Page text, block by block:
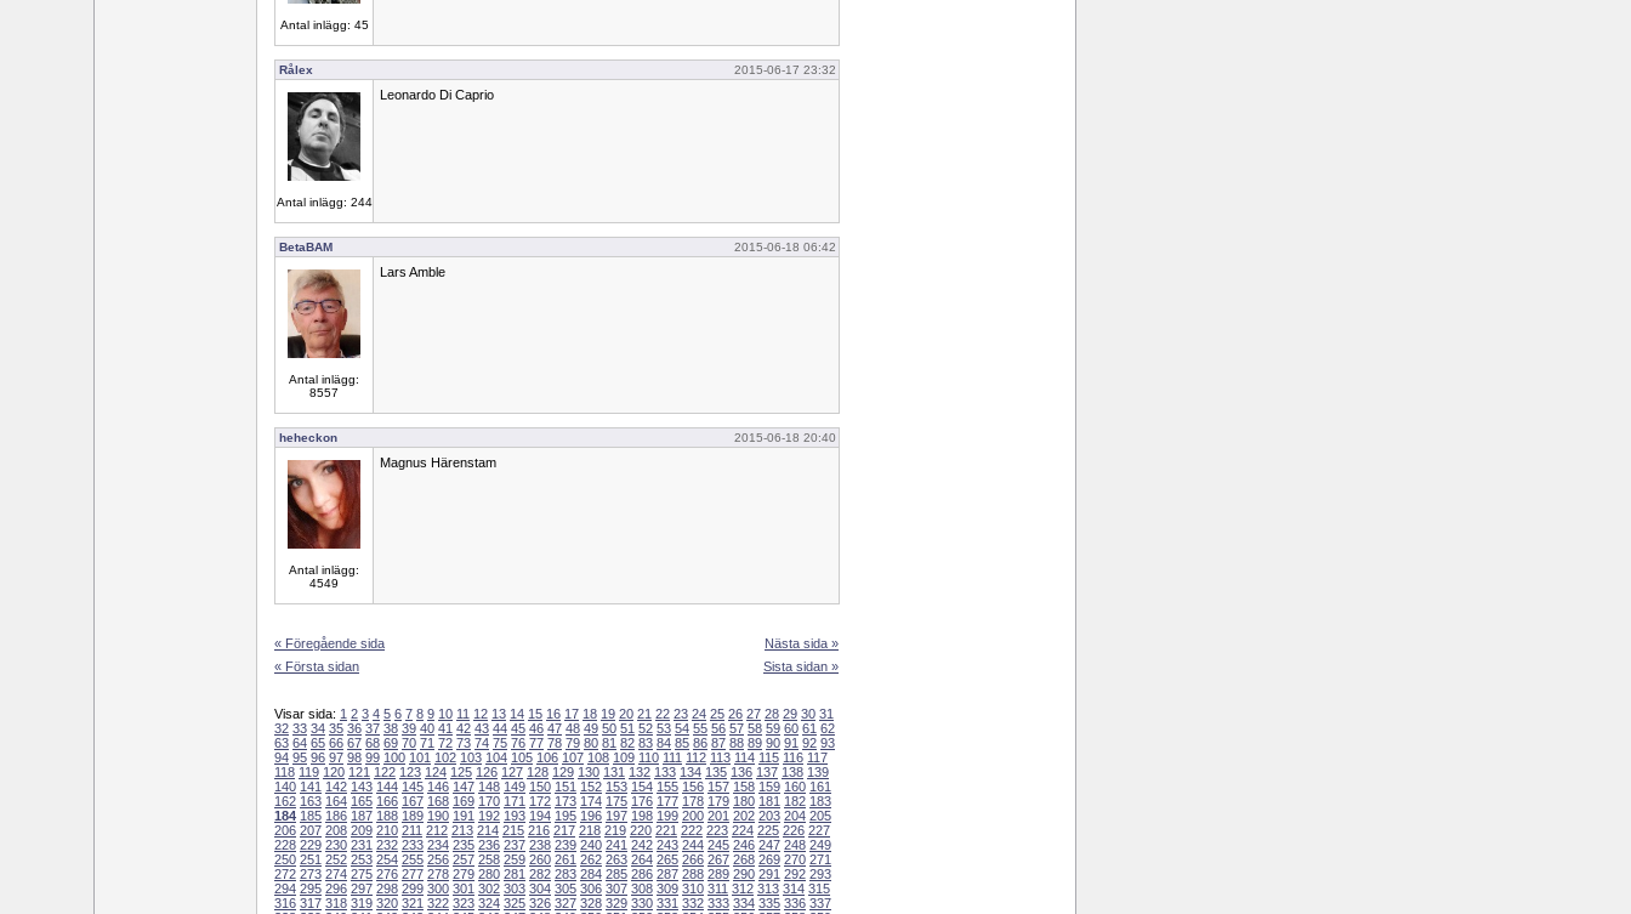
Antal inlägg: 45
Rålex 2015-06-17 23:32
Antal inlägg: 244
Leonardo Di Caprio
BetaBAM 2015-06-18 06:42
Antal inlägg:
8557
Lars Amble
heheckon 2015-06-18 20:40
Antal inlägg:
4549
Magnus Härenstam
« Föregående sida
« Första sidan
Nästa sida »
Sista sidan »
Visar sida: 1 2 3 4 5 6 7 8 9 10 11 12 13 14 15 16 17 18 19 20 21 22 23 24 25 26 27 28 29 30 31
32 33 34 35 36 37 38 39 40 41 42 43 44 45 46 47 48 49 50 51 52 53 54 55 56 57 58 59 60 61 62
63 64 65 66 67 68 69 70 71 72 73 74 75 76 77 78 79 80 81 82 83 84 85 86 87 88 89 90 91 92 93
94 95 96 97 98 99 100 101 102 103 104 105 106 107 108 109 110 111 112 113 114 115 116 117
118 119 120 121 122 123 124 125 126 127 128 129 130 131 132 133 134 135 136 137 138 139
140 141 142 143 144 145 146 147 148 149 150 151 152 153 154 155 156 157 158 159 160 161
162 163 164 165 166 167 168 169 170 171 172 173 174 175 176 177 178 179 180 181 182 183
184 185 186 187 188 189 190 191 192 193 194 195 196 197 198 199 200 201 202 203 204 205
206 207 208 209 210 211 212 213 214 215 216 217 218 219 220 221 222 223 224 225 226 227
228 229 230 231 232 233 234 235 236 237 238 239 240 241 242 243 244 245 246 247 248 249
250 251 252 253 254 255 256 257 258 259 260 261 262 263 264 265 266 267 268 269 270 271
272 273 274 275 276 277 278 279 280 281 282 283 284 285 286 287 288 289 290 291 292 293
294 295 296 297 298 299 300 301 302 303 304 305 306 307 308 309 310 311 312 313 314 315
316 317 318 319 320 321 322 323 324 325 326 327 328 329 330 331 332 333 334 335 336 337